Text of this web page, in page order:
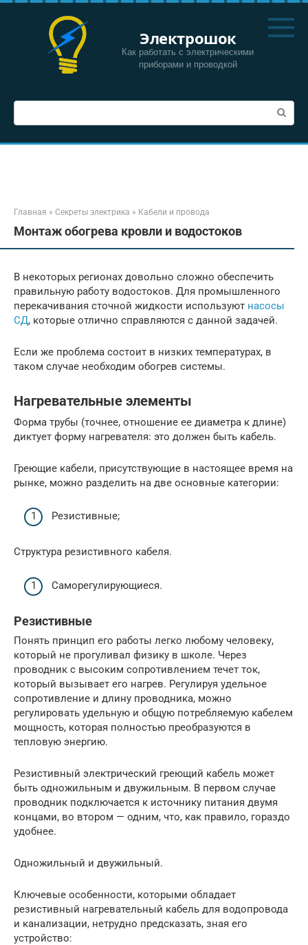
Перейти
Электрошок
Как работать с электрическими
приборами и проводкой
Поиск:
Главная » Секреты электрика » Кабели и провода
Монтаж обогрева кровли и водостоков
В некоторых регионах довольно сложно обеспечить
правильную работу водостоков. Для промышленного
перекачивания сточной жидкости используют насосы
СД, которые отлично справляются с данной задачей.
Если же проблема состоит в низких температурах, в
таком случае необходим обогрев системы.
Нагревательные элементы
Форма трубы (точнее, отношение ее диаметра к длине)
диктует форму нагревателя: это должен быть кабель.
Греющие кабели, присутствующие в настоящее время на
рынке, можно разделить на две основные категории:
Резистивные;
Структура резистивного кабеля.
Саморегулирующиеся.
Резистивные
Понять принцип его работы легко любому человеку,
который не прогуливал физику в школе. Через
проводник с высоким сопротивлением течет ток,
который вызывает его нагрев. Регулируя удельное
сопротивление и длину проводника, можно
регулировать удельную и общую потребляемую кабелем
мощность, которая полностью преобразуются в
тепловую энергию.
Резистивный электрический греющий кабель может
быть одножильным и двужильным. В первом случае
проводник подключается к источнику питания двумя
концами, во втором — одним, что, как правило, гораздо
удобнее.
Одножильный и двужильный.
Ключевые особенности, которыми обладает
резистивный нагревательный кабель для водопровода
и канализации, нетрудно предсказать, зная его
устройство: